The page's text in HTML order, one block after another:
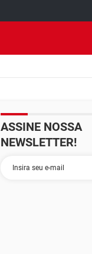
ASSINE NOSSA
NEWSLETTER!